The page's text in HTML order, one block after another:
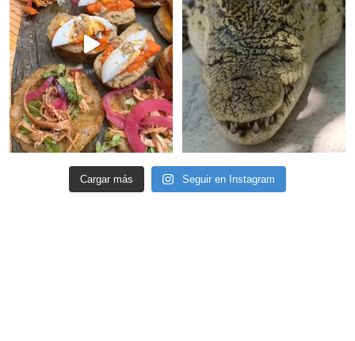
Cargar más Seguir en Instagram